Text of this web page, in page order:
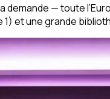
demande — toute
et une grande